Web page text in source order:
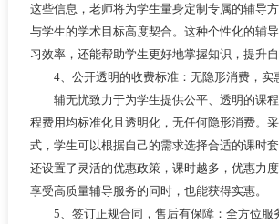
这些信息，老师将为学生量身定制专属的辅导
与学生的学术目标高度契合。这种个性化的辅
习效率，还能帮助学生更好地掌握知识，提升自
4、公开透明的收费标准：无隐形消费，实
辅无忧致力于为学生提供公平、透明的课程
程费用均标准化且透明化，无任何隐形消费。
式，学生可以根据自己的需求选择合适的课时
还设置了灵活的优惠政策，课时越多，优惠力
享受高质量辅导服务的同时，也能获得实惠。
5、签订正规合同，售后有保障：全方位服